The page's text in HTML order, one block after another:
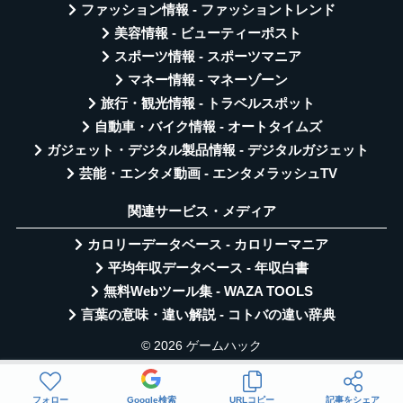
ファッション情報 - ファッショントレンド
美容情報 - ビューティーポスト
スポーツ情報 - スポーツマニア
マネー情報 - マネーゾーン
旅行・観光情報 - トラベルスポット
自動車・バイク情報 - オートタイムズ
ガジェット・デジタル製品情報 - デジタルガジェット
芸能・エンタメ動画 - エンタメラッシュTV
関連サービス・メディア
カロリーデータベース - カロリーマニア
平均年収データベース - 年収白書
無料Webツール集 - WAZA TOOLS
言葉の意味・違い解説 - コトバの違い辞典
© 2026 ゲームハック
フォロー Google検索 URLコピー 記事をシェア